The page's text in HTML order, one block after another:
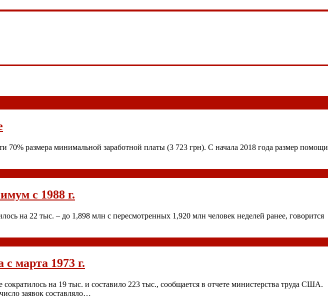
70% размера минимальной заработной платы (3 723 грн). С начала 2018 года размер помощи
с 1988 г.
на 22 тыс. – до 1,898 млн с пересмотренных 1,920 млн человек неделей ранее, говорится
марта 1973 г.
на 19 тыс. и составило 223 тыс., сообщается в отчете министерства труда США.
заявок составляло…